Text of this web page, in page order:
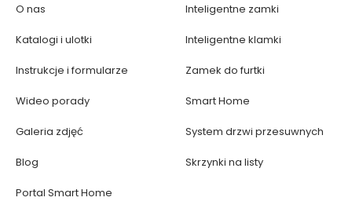
O nas
Katalogi i ulotki
Instrukcje i formularze
Wideo porady
Galeria zdjęć
Blog
Portal Smart Home
Inteligentne zamki
Inteligentne klamki
Zamek do furtki
Smart Home
System drzwi przesuwnych
Skrzynki na listy